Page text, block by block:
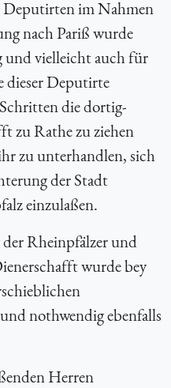
Deputirten im Nahmen
nach Pariß wurde
vielleicht auch für
dieser Deputirte
die dortig-
zu Rathe zu ziehen
zu unterhandlen, sich
der Stadt
einzulaßen.
Rheinpfälzer und
wurde bey
nothwendig ebenfalls
Herren